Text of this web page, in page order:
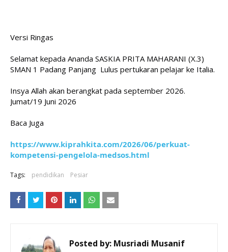
Versi Ringas
Selamat kepada Ananda SASKIA PRITA MAHARANI (X.3)
SMAN 1 Padang Panjang  Lulus pertukaran pelajar ke Italia.
Insya Allah akan berangkat pada september 2026.
Jumat/19 Juni 2026
Baca Juga
https://www.kiprahkita.com/2026/06/perkuat-
kompetensi-pengelola-medsos.html
Tags: pendidikan Pesiar
Posted by: Musriadi Musanif